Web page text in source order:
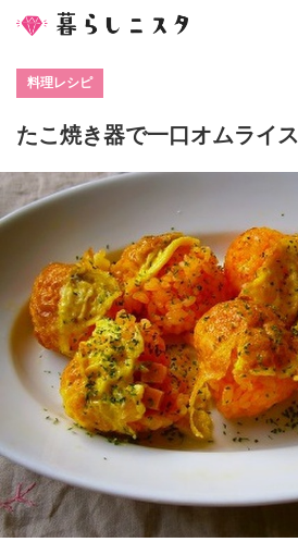
料理レシピ
たこ焼き器で一口オムライス